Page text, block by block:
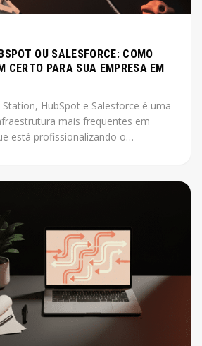
OU SALESFORCE: COMO
CERTO PARA SUA EMPRESA EM
Station, HubSpot e Salesforce é uma
mais frequentes em
está profissionalizando o
Este post não tem esse
cada contexto.